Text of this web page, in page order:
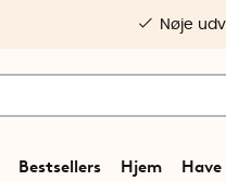
Bestsellers Hjem Have
Nøje